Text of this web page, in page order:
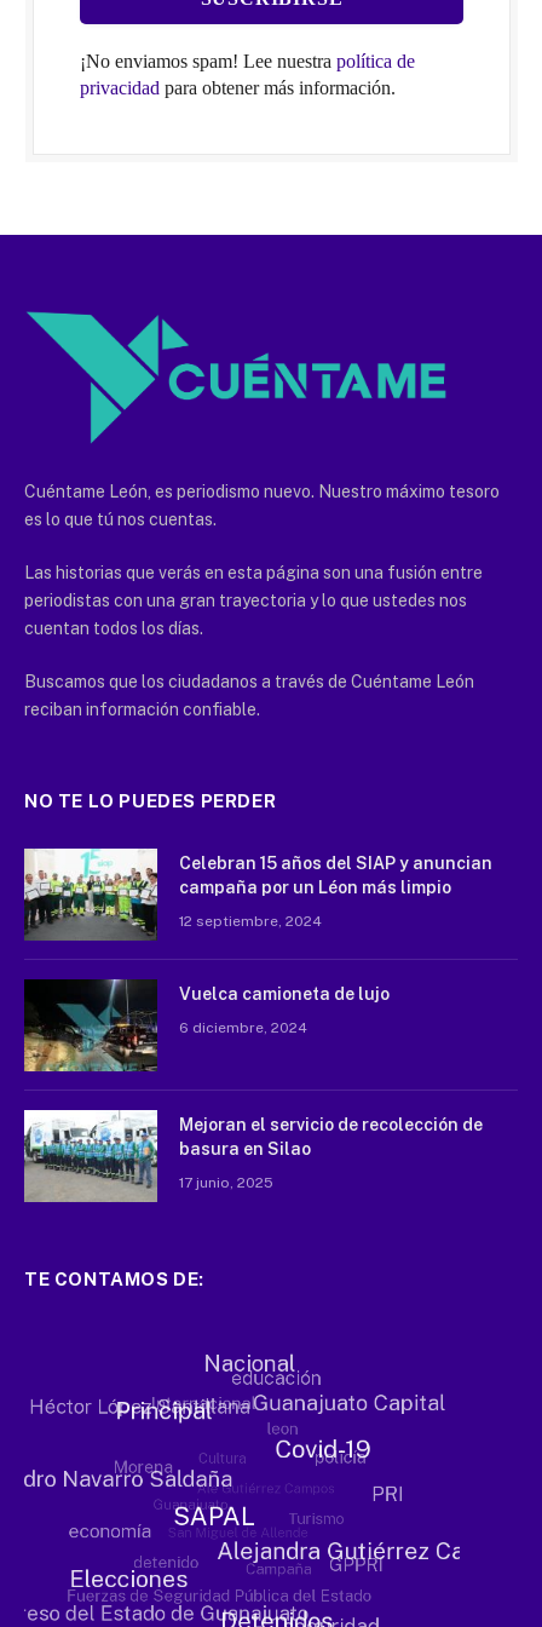
¡No enviamos spam! Lee nuestra política de
privacidad para obtener más información.
Cuéntame León, es periodismo nuevo. Nuestro máximo tesoro
es lo que tú nos cuentas.
Las historias que verás en esta página son una fusión entre
periodistas con una gran trayectoria y lo que ustedes nos
cuentan todos los días.
Buscamos que los ciudadanos a través de Cuéntame León
reciban información confiable.
NO TE LO PUEDES PERDER
Celebran 15 años del SIAP y anuncian
campaña por un Léon más limpio
12 septiembre, 2024
Vuelca camioneta de lujo
6 diciembre, 2024
Mejoran el servicio de recolección de
basura en Silao
17 junio, 2025
TE CONTAMOS DE: